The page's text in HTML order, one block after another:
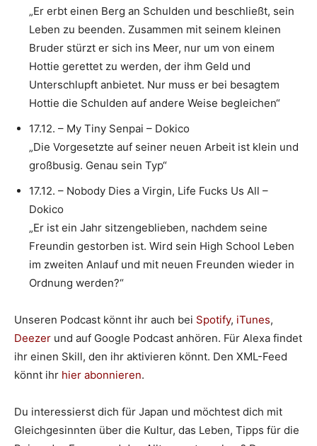
„Er erbt einen Berg an Schulden und beschließt, sein
Leben zu beenden. Zusammen mit seinem kleinen
Bruder stürzt er sich ins Meer, nur um von einem
Hottie gerettet zu werden, der ihm Geld und
Unterschlupft anbietet. Nur muss er bei besagtem
Hottie die Schulden auf andere Weise begleichen“
17.12. – My Tiny Senpai – Dokico
„Die Vorgesetzte auf seiner neuen Arbeit ist klein und
großbusig. Genau sein Typ“
17.12. – Nobody Dies a Virgin, Life Fucks Us All –
Dokico
„Er ist ein Jahr sitzengeblieben, nachdem seine
Freundin gestorben ist. Wird sein High School Leben
im zweiten Anlauf und mit neuen Freunden wieder in
Ordnung werden?“
Unseren Podcast könnt ihr auch bei Spotify, iTunes,
Deezer und auf Google Podcast anhören. Für Alexa findet
ihr einen Skill, den ihr aktivieren könnt. Den XML-Feed
könnt ihr hier abonnieren.
Du interessierst dich für Japan und möchtest dich mit
Gleichgesinnten über die Kultur, das Leben, Tipps für die